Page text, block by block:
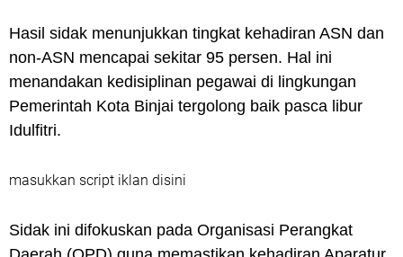
Hasil sidak menunjukkan tingkat kehadiran ASN dan
non-ASN mencapai sekitar 95 persen. Hal ini
menandakan kedisiplinan pegawai di lingkungan
Pemerintah Kota Binjai tergolong baik pasca libur
Idulfitri.
masukkan script iklan disini
Sidak ini difokuskan pada Organisasi Perangkat